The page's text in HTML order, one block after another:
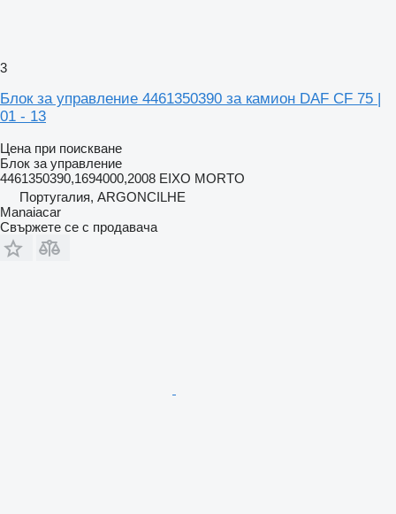
3
Блок за управление 4461350390 за камион DAF CF 75 |
01 - 13
Цена при поискване
Блок за управление
4461350390,1694000,2008 EIXO MORTO
Португалия, ARGONCILHE
Manaiacar
Свържете се с продавача